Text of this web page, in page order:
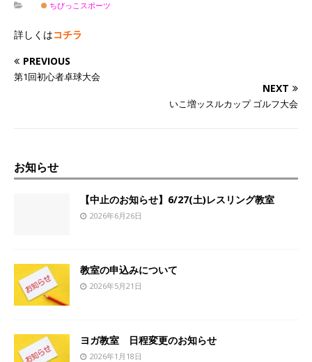
ちびっこスポーツ
詳しくはコチラ
PREVIOUS
第1回初心者卓球大会
NEXT
いこ増ッスルカップ ゴルフ大会
お知らせ
【中止のお知らせ】6/27(土)レスリング教室
2026年6月26日
教室の申込みについて
2026年5月21日
ヨガ教室 日程変更のお知らせ
2026年1月18日